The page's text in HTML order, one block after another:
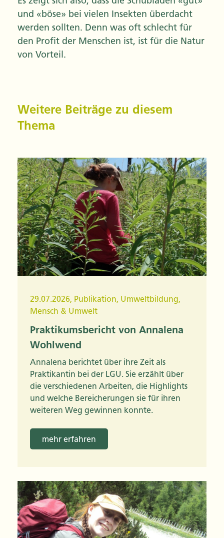
und «böse» bei vielen Insekten überdacht
werden sollten. Denn was oft schlecht für
den Profit der Menschen ist, ist für die Natur
von Vorteil.
Weitere Beiträge zu diesem
Thema
29.07.2026, Publikation, Umweltbildung,
Mensch & Umwelt
Praktikumsbericht von Annalena
Wohlwend
Annalena berichtet über ihre Zeit als
Praktikantin bei der LGU. Sie erzählt über
die verschiedenen Arbeiten, die Highlights
und welche Bereicherungen sie für ihren
weiteren Weg gewinnen konnte.
mehr erfahren